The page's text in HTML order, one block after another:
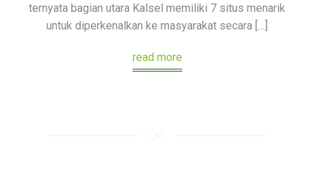
ternyata bagian utara Kalsel memiliki 7 situs menarik
untuk diperkenalkan ke masyarakat secara […]
read more